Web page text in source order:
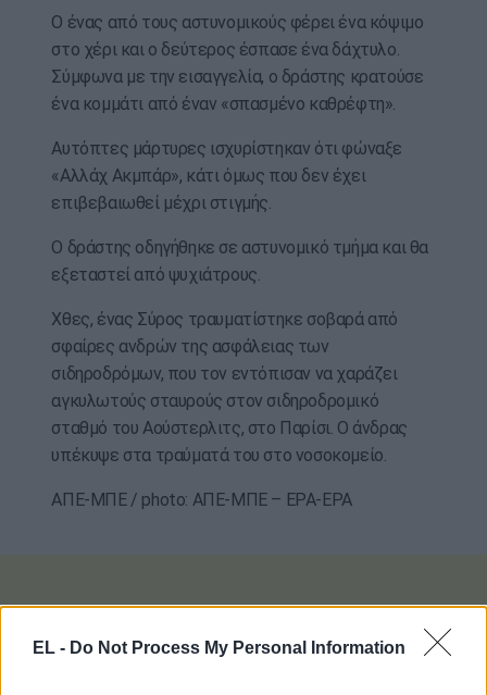
EL - Do Not Process My Personal Information
Ο ένας από τους αστυνομικούς φέρει ένα κόψιμο
στο χέρι και ο δεύτερος έσπασε ένα δάχτυλο.
Σύμφωνα με την εισαγγελία, ο δράστης κρατούσε
ένα κομμάτι από έναν «σπασμένο καθρέφτη».
Αυτόπτες μάρτυρες ισχυρίστηκαν ότι φώναξε
«Αλλάχ Ακμπάρ», κάτι όμως που δεν έχει
επιβεβαιωθεί μέχρι στιγμής.
Ο δράστης οδηγήθηκε σε αστυνομικό τμήμα και θα
εξεταστεί από ψυχιάτρους.
Χθες, ένας Σύρος τραυματίστηκε σοβαρά από
σφαίρες ανδρών της ασφάλειας των
σιδηροδρόμων, που τον εντόπισαν να χαράζει
αγκυλωτούς σταυρούς στον σιδηροδρομικό
σταθμό του Αούστερλιτς, στο Παρίσι. Ο άνδρας
υπέκυψε στα τραύματά του στο νοσοκομείο.
ΑΠΕ-ΜΠΕ / photo: ΑΠΕ-ΜΠΕ – EPA-EPA